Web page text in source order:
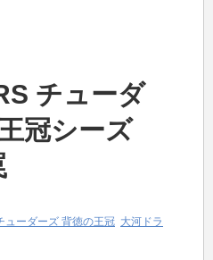
チューダ
冠シーズ
ューダーズ 背徳の王冠 大河ドラ